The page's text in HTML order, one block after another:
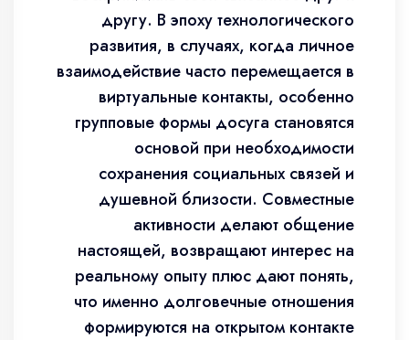
другу. В эпоху технологического
развития, в случаях, когда личное
взаимодействие часто перемещается в
виртуальные контакты, особенно
групповые формы досуга становятся
основой при необходимости
сохранения социальных связей и
душевной близости. Совместные
активности делают общение
настоящей, возвращают интерес на
реальному опыту плюс дают понять,
что именно долговечные отношения
формируются на открытом контакте